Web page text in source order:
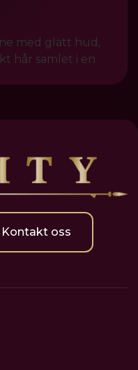
Kontakt oss